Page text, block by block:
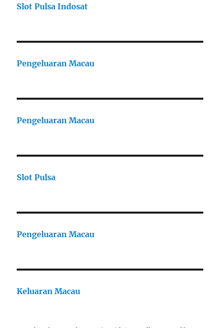
Slot Pulsa Indosat
Pengeluaran Macau
Pengeluaran Macau
Slot Pulsa
Pengeluaran Macau
Keluaran Macau